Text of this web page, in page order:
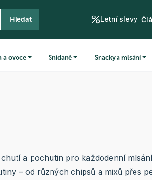
Hledat Letní slevy
a ovoce Snídaně Snacky a mlsání
a pochutin pro každodenní
– od různých chipsů a mixů přes